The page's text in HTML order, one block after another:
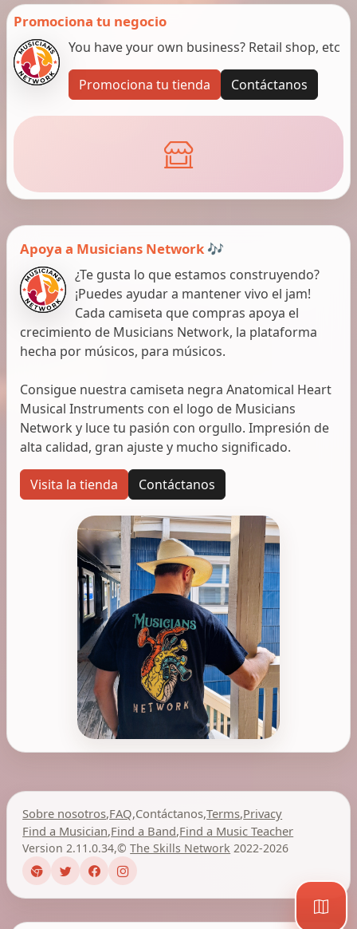
Promociona tu negocio
You have your own business? Retail shop, etc
Promociona tu tienda Contáctanos
Apoya a Musicians Network 🎶
¿Te gusta lo que estamos construyendo?
¡Puedes ayudar a mantener vivo el jam!
Cada camiseta que compras apoya el
crecimiento de Musicians Network, la plataforma
hecha por músicos, para músicos.
Consigue nuestra camiseta negra Anatomical Heart
Musical Instruments con el logo de Musicians
Network y luce tu pasión con orgullo. Impresión de
alta calidad, gran ajuste y mucho significado.
Visita la tienda Contáctanos
Sobre nosotros,FAQ,Contáctanos,Terms,Privacy
Find a Musician,Find a Band,Find a Music Teacher
Version 2.11.0.34,©The Skills Network 2022-2026